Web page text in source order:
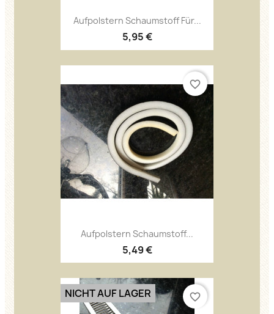
Aufpolstern Schaumstoff Für...
5,95 €
Aufpolstern Schaumstoff...
5,49 €
favorite_border
NICHT AUF LAGER favorite_border